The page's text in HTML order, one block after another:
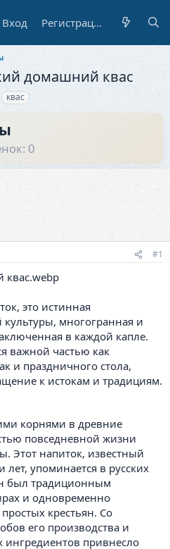
Вход Регистрация
домашний квас
Т
и
квас
0
#1
это истинная
культуры, многогранная и
в каждой капле.
важной частью как
и праздничного стола,
к истокам и традициям.
корнями в древние
повседневной жизни
Этот напиток, известный
лет, упоминается в русских
был традиционным
и одновременно
крестьян. Со
его производства и
ингредиентов привнесло